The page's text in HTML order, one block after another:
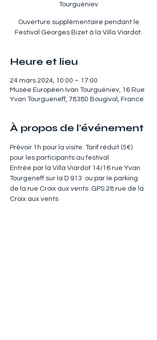
Tourguéniev
Ouverture supplémentaire pendant le
Festival Georges Bizet à la Villa Viardot.
Heure et lieu
24 mars 2024, 10:00 – 17:00
Musée Européen Ivan Tourguéniev, 16 Rue
Yvan Tourgueneff, 78380 Bougival, France
À propos de l'événement
Prévoir 1h pour la visite. Tarif réduit (5€)
pour les participants au festival
Entrée par la Villa Viardot 14/16 rue Yvan
Tourgeneff sur la D 913  ou par le parking
de la rue Croix aux vents .GPS 28 rue de la
Croix aux vents